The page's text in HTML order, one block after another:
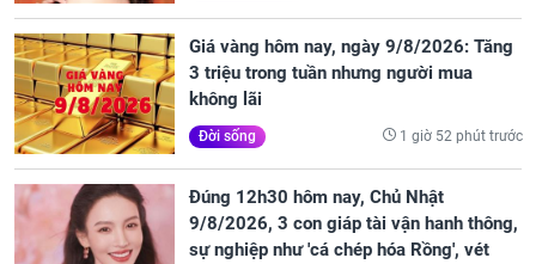
Giá vàng hôm nay, ngày 9/8/2026: Tăng
3 triệu trong tuần nhưng người mua
không lãi
Đời sống 1 giờ 52 phút trước
Đúng 12h30 hôm nay, Chủ Nhật
9/8/2026, 3 con giáp tài vận hanh thông,
sự nghiệp như 'cá chép hóa Rồng', vét